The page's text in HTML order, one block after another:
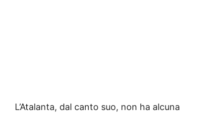
L’Atalanta, dal canto suo, non ha alcuna